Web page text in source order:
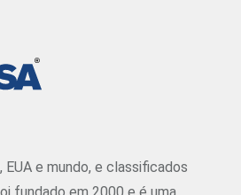
e mundo, e classificados